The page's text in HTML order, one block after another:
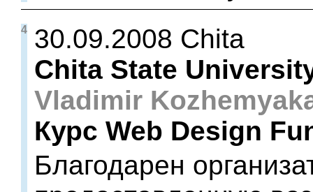
4
30.09.2008 Chita
Chita State
Vladimir
Курс Web Design
Благодарен